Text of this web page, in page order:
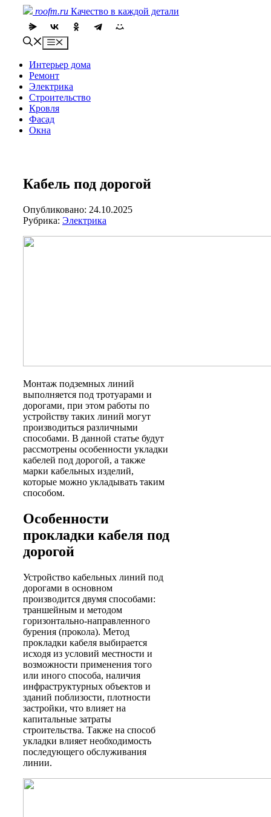
content
roofm.ru Качество в каждой детали
Menu
Интерьер дома
Ремонт
Электрика
Строительство
Кровля
Фасад
Окна
Кабель под дорогой
Опубликовано: 24.10.2025
Рубрика: Электрика
Монтаж подземных линий
выполняется под тротуарами и
дорогами, при этом работы по
устройству таких линий могут
производиться различными
способами. В данной статье будут
рассмотрены особенности укладки
кабелей под дорогой, а также
марки кабельных изделий,
которые можно укладывать таким
способом.
Особенности
прокладки кабеля под
дорогой
Устройство кабельных линий под
дорогами в основном
производится двумя способами:
траншейным и методом
горизонтально-направленного
бурения (прокола). Метод
прокладки кабеля выбирается
исходя из условий местности и
возможности применения того
или иного способа, наличия
инфраструктурных объектов и
зданий поблизости, плотности
застройки, что влияет на
капитальные затраты
строительства. Также на способ
укладки влияет необходимость
последующего обслуживания
линии.